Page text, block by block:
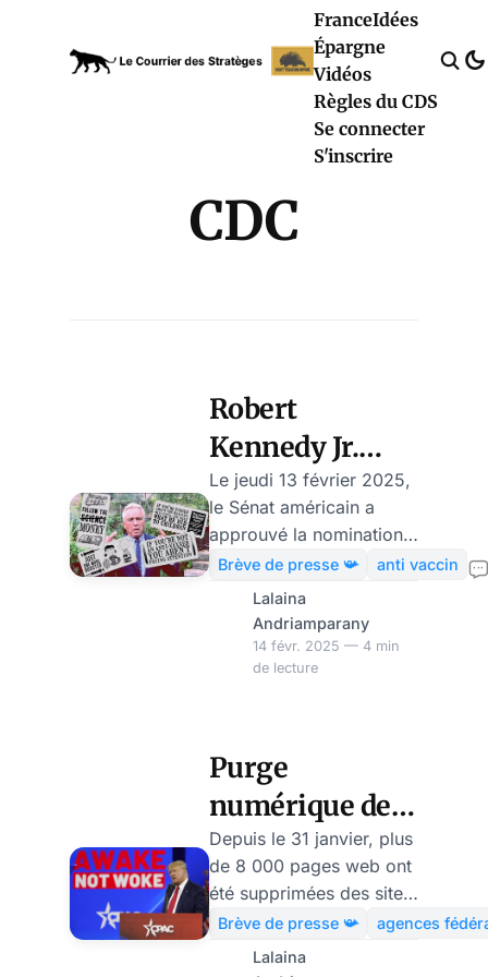
FranceIdées
Épargne
Vidéos
Règles du CDS
Se connecter
S'inscrire
CDC
Robert
Kennedy Jr.
confirmé au
poste de
ministre de la
Santé : un
séisme pour
Big Pharma
Le jeudi 13 février 2025,
le Sénat américain a
approuvé la nomination
de Robert Kennedy Jr
comme au poste du
puissant ministère de la
Santé et des Services
sociaux des Etats-Unis.
Donald Trump. La
confirmation de Robert
Kennedy Jr. comme
ministre de la Santé par
le Sénat américain
marque un tournant
historique. Pour les
pharmaceutiques, Big
Brève de presse 📯
anti vaccin
Lalaina
Andriamparany
14 févr. 2025 — 4 min
de lecture
Purge
numérique de
Trump: les
agences
fédérales
suppriment les
Depuis le 31 janvier, plus
de 8 000 pages web ont
été supprimées des sites
gouvernementaux
américains sous ordre de
Brève de presse 📯
agences
Lalaina